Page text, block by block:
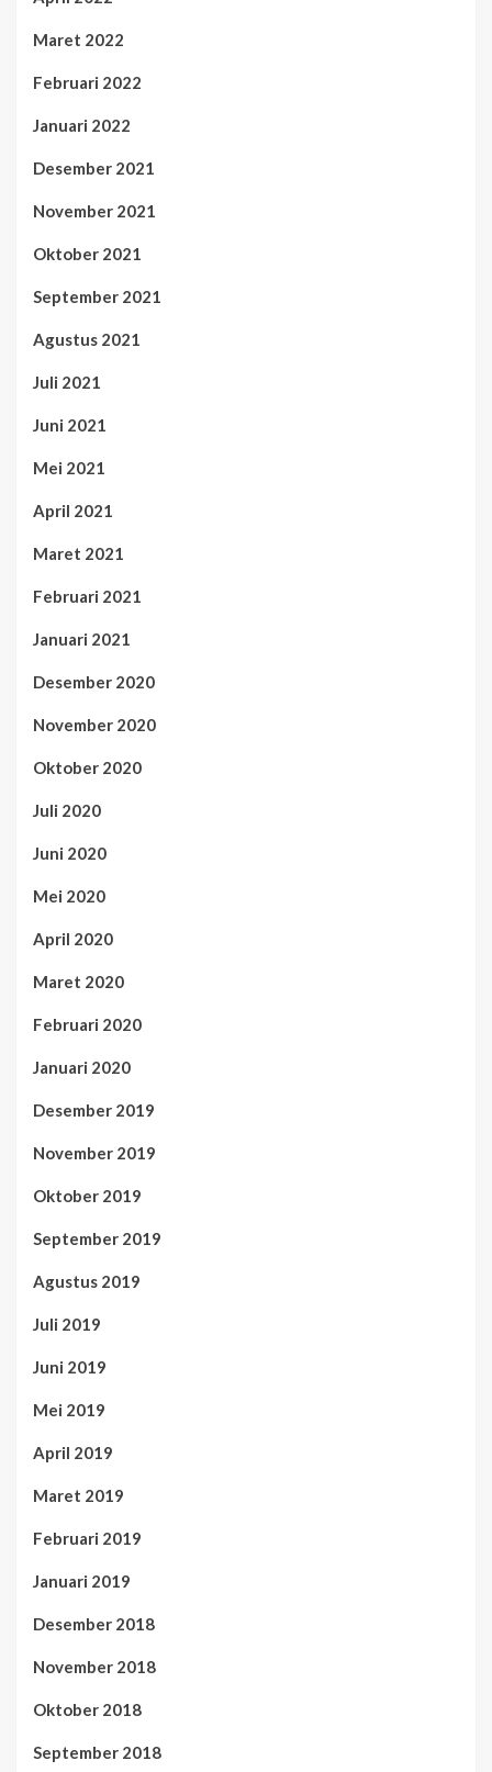
Maret 2022
Februari 2022
Januari 2022
Desember 2021
November 2021
Oktober 2021
September 2021
Agustus 2021
Juli 2021
Juni 2021
Mei 2021
April 2021
Maret 2021
Februari 2021
Januari 2021
Desember 2020
November 2020
Oktober 2020
Juli 2020
Juni 2020
Mei 2020
April 2020
Maret 2020
Februari 2020
Januari 2020
Desember 2019
November 2019
Oktober 2019
September 2019
Agustus 2019
Juli 2019
Juni 2019
Mei 2019
April 2019
Maret 2019
Februari 2019
Januari 2019
Desember 2018
November 2018
Oktober 2018
September 2018